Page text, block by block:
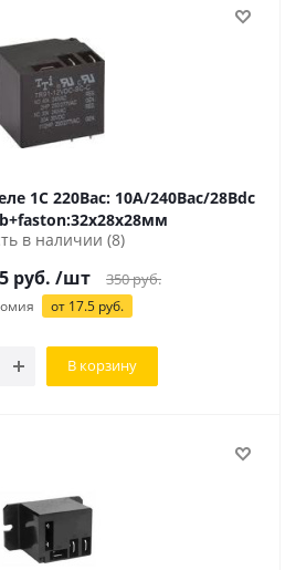
pcb+faston:32х28х28мм
в наличии (8)
руб. /шт 350руб.
от 17.5 руб.
В корзину